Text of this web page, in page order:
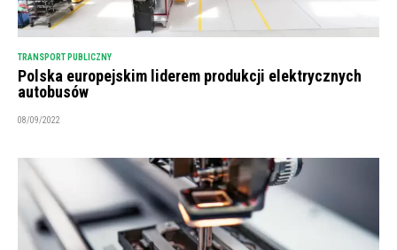
TRANSPORT PUBLICZNY
Polska europejskim liderem produkcji elektrycznych
autobusów
08/09/2022